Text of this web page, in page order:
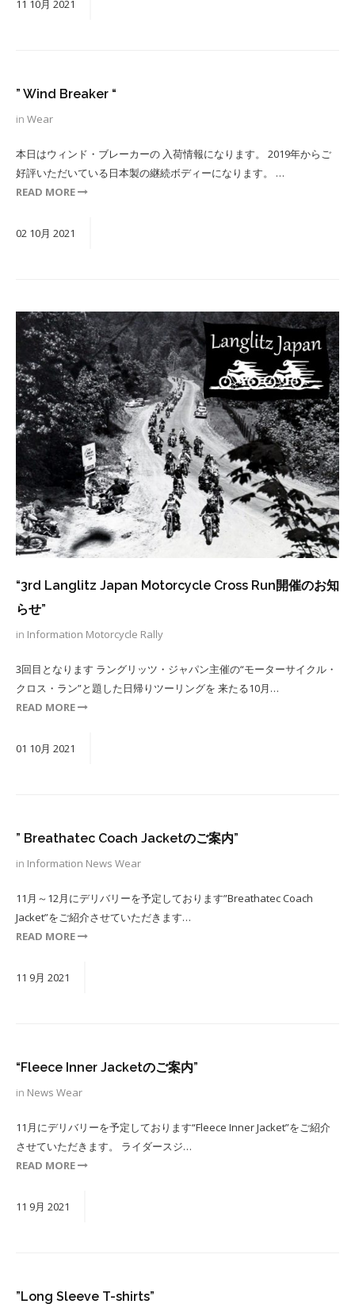
11 10月 2021
” Wind Breaker “
in Wear
本日はウィンド・ブレーカーの 入荷情報になります。 2019年からご
好評いただいている日本製の継続ボディーになります。 …
READ MORE
02 10月 2021
“3rd Langlitz Japan Motorcycle Cross Run開催のお知
らせ”
in Information Motorcycle Rally
3回目となります ラングリッツ・ジャパン主催の“モーターサイクル・
クロス・ラン”と題した日帰りツーリングを 来たる10月…
READ MORE
01 10月 2021
” Breathatec Coach Jacketのご案内”
in Information News Wear
11月～12月にデリバリーを予定しております”Breathatec Coach
Jacket”をご紹介させていただきます…
READ MORE
11 9月 2021
“Fleece Inner Jacketのご案内”
in News Wear
11月にデリバリーを予定しております“Fleece Inner Jacket”をご紹介
させていただきます。 ライダースジ…
READ MORE
11 9月 2021
”Long Sleeve T-shirts”